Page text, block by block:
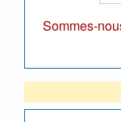
Sommes-